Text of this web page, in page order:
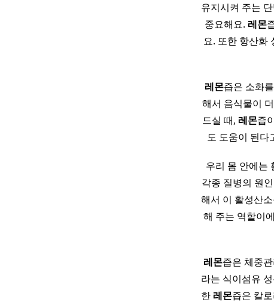
유지시켜 주는
중요해요. 레몬
요. 또한 항산화
레몬즙은 소화
해서 음식물이
드실 때, 레몬즙
도 도움이 된다
우리 몸 안에는
각종 질병의 원
해서 이 활성산
해 주는 역할이
레몬즙은 체중
라는 식이섬유
한 레몬즙은 칼